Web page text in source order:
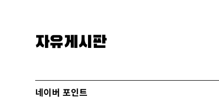
자유게시판
네이버 포인트